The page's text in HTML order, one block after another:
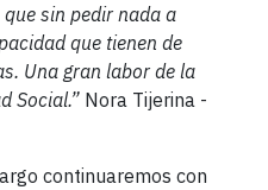
sin pedir nada a
que tienen de
Una gran labor de la
Social.” Nora Tijerina -
continuaremos con